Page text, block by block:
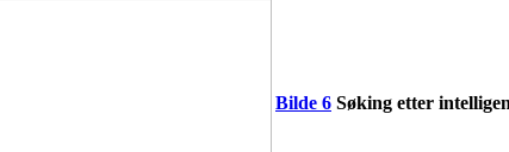
Bilde 6 Søking etter